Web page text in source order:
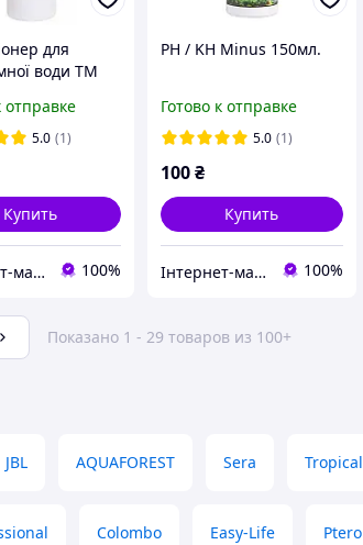
для
води TM
л
отправке
5.0 (1)
Купить
Інтернет-магазин "Aquahim Spiritol" 100%
PH / KH Minus 150мл.
Готово к отправке
5.0 (1)
100₴
Купить
Інтернет-магазин "Aquahim Spiritol" 100%
Показано 1 - 29 товаров из 100+
JBL AQUAFOREST Sera Tropical
Colombo Easy-Life Ptero